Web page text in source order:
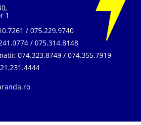
1
/ 075.229.9740
/ 075.314.8148
074.323.8749 / 074.355.7919